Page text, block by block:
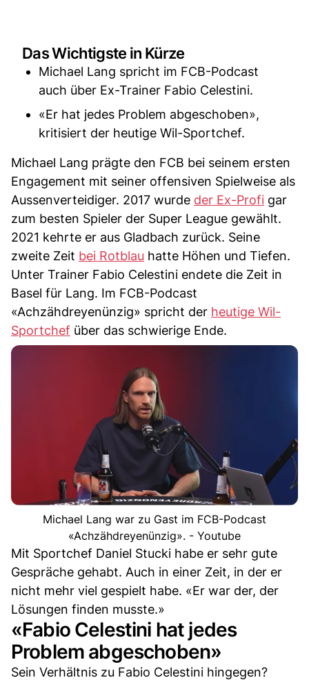
Das Wichtigste in Kürze
Michael Lang spricht im FCB-Podcast
auch über Ex-Trainer Fabio Celestini.
«Er hat jedes Problem abgeschoben»,
kritisiert der heutige Wil-Sportchef.
Michael Lang prägte den FCB bei seinem ersten
Engagement mit seiner offensiven Spielweise als
Aussenverteidiger. 2017 wurde der Ex-Profi gar
zum besten Spieler der Super League gewählt.
2021 kehrte er aus Gladbach zurück. Seine
zweite Zeit bei Rotblau hatte Höhen und Tiefen.
Unter Trainer Fabio Celestini endete die Zeit in
Basel für Lang. Im FCB-Podcast
«Achzähdreyenünzig» spricht der heutige Wil-
Sportchef über das schwierige Ende.
Michael Lang war zu Gast im FCB-Podcast
«Achzähdreyenünzig». - Youtube
Mit Sportchef Daniel Stucki habe er sehr gute
Gespräche gehabt. Auch in einer Zeit, in der er
nicht mehr viel gespielt habe. «Er war der, der
Lösungen finden musste.»
«Fabio Celestini hat jedes
Problem abgeschoben»
Sein Verhältnis zu Fabio Celestini hingegen?